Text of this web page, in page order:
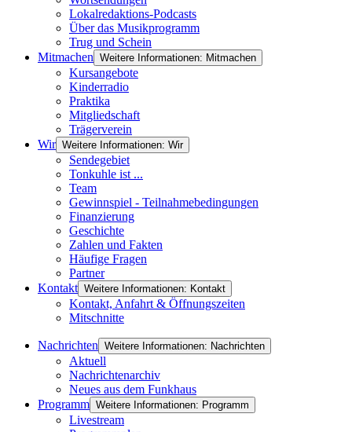
Lokalredaktions-Podcasts
Über das Musikprogramm
Trug und Schein
Mitmachen Weitere Informationen: Mitmachen
Kursangebote
Kinderradio
Praktika
Mitgliedschaft
Trägerverein
Wir Weitere Informationen: Wir
Sendegebiet
Tonkuhle ist ...
Team
Gewinnspiel - Teilnahmebedingungen
Finanzierung
Geschichte
Zahlen und Fakten
Häufige Fragen
Partner
Kontakt Weitere Informationen: Kontakt
Kontakt, Anfahrt & Öffnungszeiten
Mitschnitte
Nachrichten Weitere Informationen: Nachrichten
Aktuell
Nachrichtenarchiv
Neues aus dem Funkhaus
Programm Weitere Informationen: Programm
Livestream